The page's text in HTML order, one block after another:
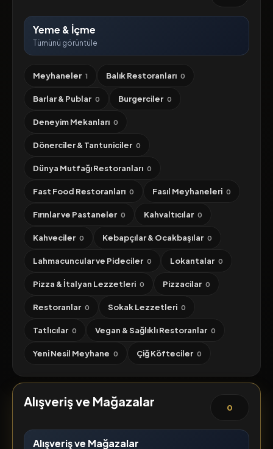
Yeme & İçme
Tümünü görüntüle
Meyhaneler 1 Balık Restoranları 0
Barlar & Publar 0 Burgerciler 0
Deneyim Mekanları 0
Dönerciler & Tantuniciler 0
Dünya Mutfağı Restoranları 0
Fast Food Restoranları 0 Fasıl Meyhaneleri 0
Fırınlar ve Pastaneler 0 Kahvaltıcılar 0
Kahveciler 0 Kebapçılar & Ocakbaşılar 0
Lahmacuncular ve Pideciler 0 Lokantalar 0
Pizza & İtalyan Lezzetleri 0 Pizzacilar 0
Restoranlar 0 Sokak Lezzetleri 0
Tatlıcılar 0 Vegan & Sağlıklı Restoranlar 0
Yeni Nesil Meyhane 0 Çiğ Köfteciler 0
Alışveriş ve Mağazalar 0
Alışveriş ve Mağazalar